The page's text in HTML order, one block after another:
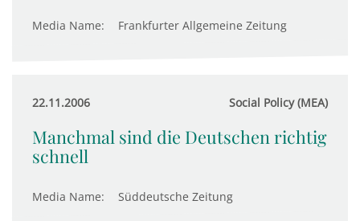
Media Name: Frankfurter Allgemeine Zeitung
22.11.2006 Social Policy (MEA)
Manchmal sind die Deutschen richtig
schnell
Media Name: Süddeutsche Zeitung